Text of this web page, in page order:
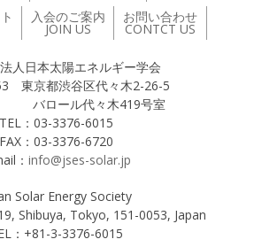
入会のご案内
JOIN US
お問い合わせ
CONTCT US
人日本太陽エネルギー学会
東京都渋谷区代々木2-26-5
ル代々木419号室
TEL：03-3376-6015
FAX：03-3376-6720
： info@jses-solar.jp
Solar Energy Society
Shibuya, Tokyo, 151-0053, Japan
：+81-3-3376-6015